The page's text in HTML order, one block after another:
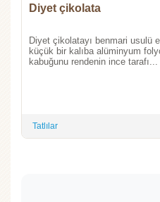
Diyet çikolata
Diyet çikolatayı benmari usulü
küçük bir kalıba alüminyum
kabuğunu rendenin ince tarafı...
Tatlılar